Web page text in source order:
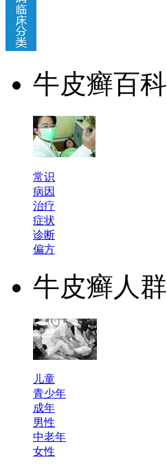
牛皮癣百科
常识
病因
治疗
症状
诊断
偏方
牛皮癣人群
儿童
青少年
成年
男性
中老年
女性